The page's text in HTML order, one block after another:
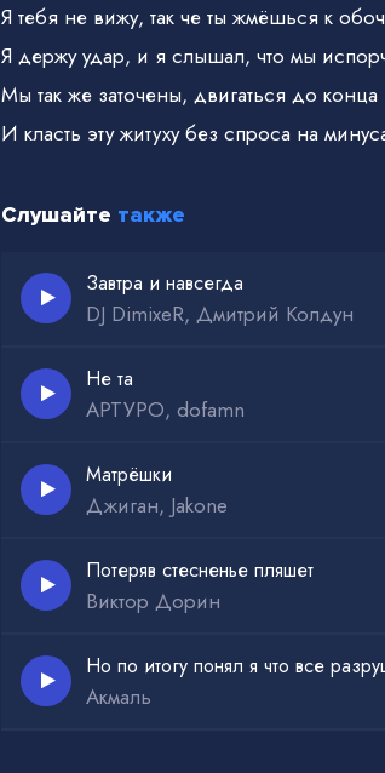
Я тебя не вижу, так че ты жмёшься к
Я держу удар, и я слышал, что мы
Мы так же заточены, двигаться до конца
И класть эту житуху без спроса на
Слушайте также
Завтра и навсегда
DJ DimixeR, Дмитрий Колдун
Не та
АРТУРО, dofamn
Матрёшки
Джиган, Jakone
Потеряв стесненье пляшет
Виктор Дорин
Но по итогу понял я что все
Акмаль